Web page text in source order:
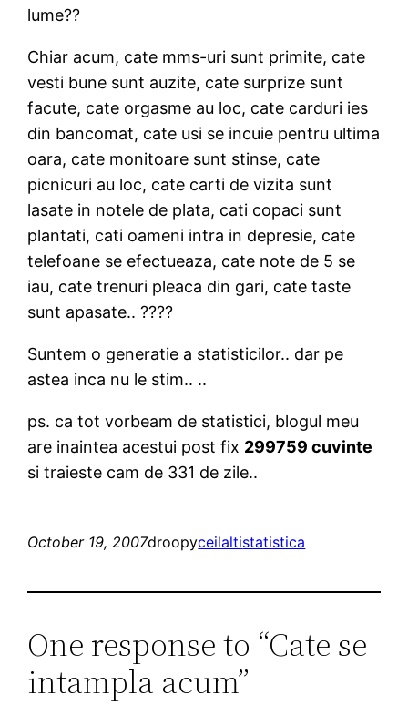
lume??
Chiar acum, cate mms-uri sunt primite, cate
vesti bune sunt auzite, cate surprize sunt
facute, cate orgasme au loc, cate carduri ies
din bancomat, cate usi se incuie pentru ultima
oara, cate monitoare sunt stinse, cate
picnicuri au loc, cate carti de vizita sunt
lasate in notele de plata, cati copaci sunt
plantati, cati oameni intra in depresie, cate
telefoane se efectueaza, cate note de 5 se
iau, cate trenuri pleaca din gari, cate taste
sunt apasate.. ????
Suntem o generatie a statisticilor.. dar pe
astea inca nu le stim.. ..
ps. ca tot vorbeam de statistici, blogul meu
are inaintea acestui post fix 299759 cuvinte
si traieste cam de 331 de zile..
October 19, 2007droopyceilaltistatistica
One response to “Cate se
intampla acum”